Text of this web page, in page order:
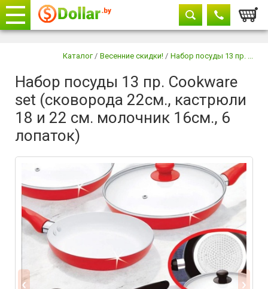
+375 29604-11-33
+375 29882-11-33
+375 17315-37-77
Каталог / Весенние скидки! / Набор посуды 13 пр. ...
Набор посуды 13 пр. Cookware
set (сковорода 22см., кастрюли
18 и 22 см. молочник 16см., 6
лопаток)